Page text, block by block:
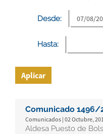
Desde:
Hasta:
Aplicar
Comunicado 1496/
Comunicados | 02 Octubre,
Aldesa Puesto de